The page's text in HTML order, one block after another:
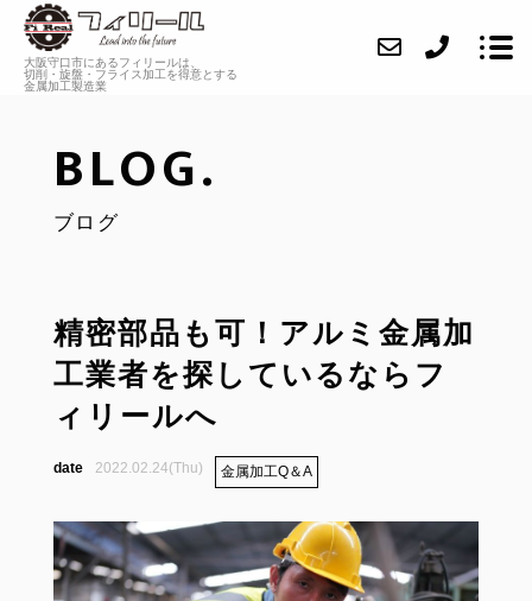
大阪守口市にあるフィリールは、
切削・旋盤・フライス加工を得意とする
金属加工製造業
INFORMATION
FAQ
CONTACT
RECRUIT
BLOG.
ブログ
精密部品も可！アルミ金属加
工業者を探しているならフ
ィリールへ
2022.02.24(Thu) 金属加工Q＆A